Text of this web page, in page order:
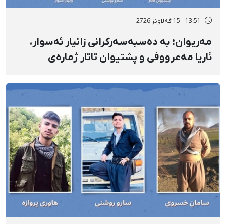
13:51 - 15 گەلاوێژ 2726
مەریوان؛ بە دەسبەسەرکرانی زانیار ئەسوار،
ئاریا مەعرووفی و پشتیوان تاتار ژمارەی
بۆ شەش کەس زیادی کرد